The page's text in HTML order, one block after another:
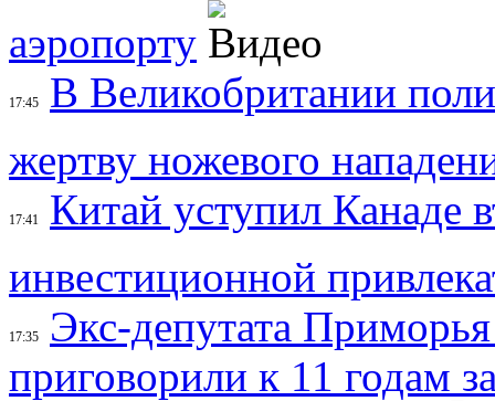
аэропорту
17:45
В Великобритании
жертву ножевого
17:41
Китай уступил Канаде
инвестиционной
17:35
Экс-депутата
приговорили к 11 годам